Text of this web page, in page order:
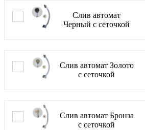
Слив автомат
Черный с сеточкой
Слив автомат Золото
с сеточкой
Слив автомат Бронза
с сеточкой